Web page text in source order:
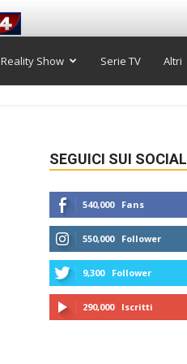
Reality Show Serie TV Altri
SEGUICI SUI SOCIAL
540,000 Fans
550,000 Follower
9,300 Follower
290,000 Iscritti